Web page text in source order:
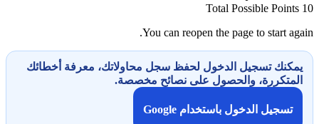
Total Possible Points
10
You can reopen the page to start again.
يمكنك تسجيل الدخول لحفظ سجل محاولاتك، معرفة أخطائك
المتكررة، والحصول على نصائح مخصصة.
تسجيل الدخول باستخدام Google